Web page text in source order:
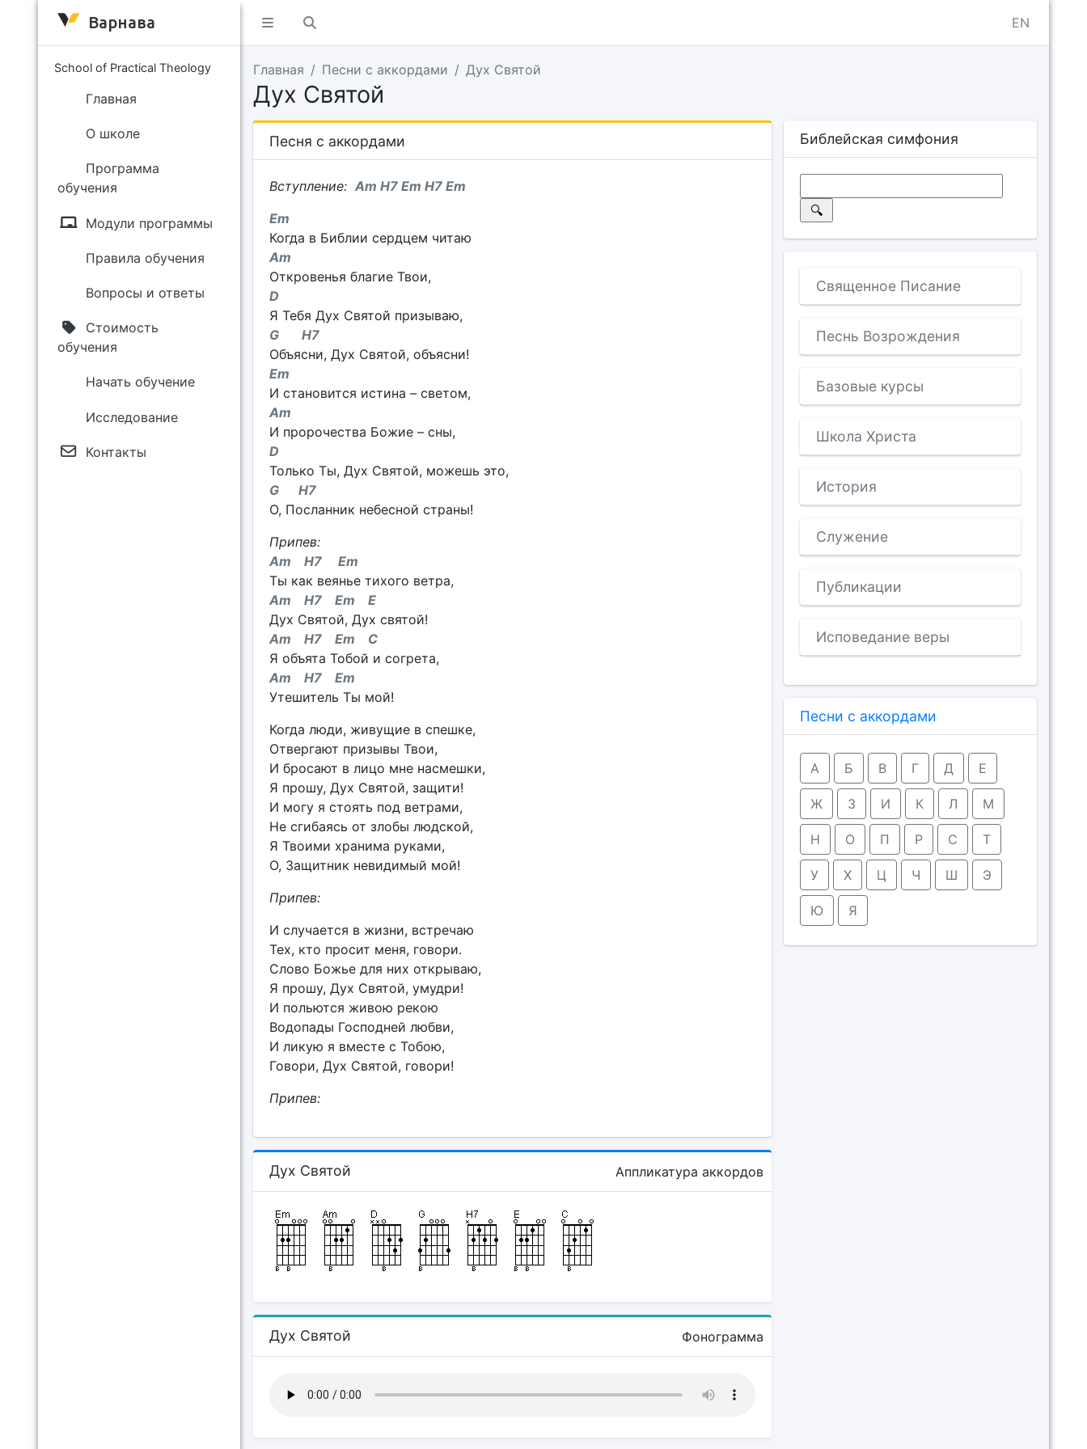
EN
Варнава
School of Practical Theology
Главная
О школе
Программа
обучения
Модули программы
Правила обучения
Вопросы и ответы
Стоимость
обучения
Начать обучение
Исследование
Контакты
Главная Песни с аккордами Дух Святой
Дух Святой
Песня с аккордами
Вступление: Am H7 Em H7 Em
Em
Когда в Библии сердцем читаю
Am
Откровенья благие Твои,
D
Я Тебя Дух Святой призываю,
G H7
Объясни, Дух Святой, объясни!
Em
И становится истина – светом,
Am
И пророчества Божие – сны,
D
Только Ты, Дух Святой, можешь это,
G H7
О, Посланник небесной страны!
Припев:
Am H7 Em
Ты как веянье тихого ветра,
Am H7 Em E
Дух Святой, Дух святой!
Am H7 Em C
Я объята Тобой и согрета,
Am H7 Em
Утешитель Ты мой!
Когда люди, живущие в спешке,
Отвергают призывы Твои,
И бросают в лицо мне насмешки,
Я прошу, Дух Святой, защити!
И могу я стоять под ветрами,
Не сгибаясь от злобы людской,
Я Твоими хранима руками,
О, Защитник невидимый мой!
Припев:
И случается в жизни, встречаю
Тех, кто просит меня, говори.
Слово Божье для них открываю,
Я прошу, Дух Святой, умудри!
И польются живою рекою
Водопады Господней любви,
И ликую я вместе с Тобою,
Говори, Дух Святой, говори!
Припев:
Дух Святой Аппликатура аккордов
Дух Святой Фонограмма
Библейская симфония
Священное Писание
Песнь Возрождения
Базовые курсы
Школа Христа
История
Служение
Публикации
Исповедание веры
Песни с аккордами
А Б В Г Д Е
Ж З И К Л М
Н О П Р С Т
У Х Ц Ч Ш Э
Ю Я